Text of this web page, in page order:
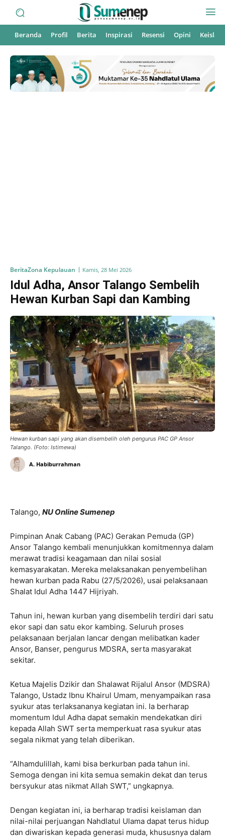
Beranda Profil Berita Inspirasi Resensi Opini
BeritaZona Kepulauan Kamis, 28 Mei 2026
Idul Adha, Ansor Talango Sembelih
Hewan Kurban Sapi dan Kambing
Hewan kurban sapi yang akan disembelih oleh pengurus PAC GP Ansor
Talango. (Foto: Istimewa)
A. Habiburrahman
Talango, NU Online Sumenep
Pimpinan Anak Cabang (PAC) Gerakan Pemuda (GP)
Ansor Talango kembali menunjukkan komitmennya dalam
merawat tradisi keagamaan dan nilai sosial
kemasyarakatan. Mereka melaksanakan penyembelihan
hewan kurban pada Rabu (27/5/2026), usai pelaksanaan
Shalat Idul Adha 1447 Hijriyah.
Tahun ini, hewan kurban yang disembelih terdiri dari satu
ekor sapi dan satu ekor kambing. Seluruh proses
pelaksanaan berjalan lancar dengan melibatkan kader
Ansor, Banser, pengurus MDSRA, serta masyarakat
sekitar.
Ketua Majelis Dzikir dan Shalawat Rijalul Ansor (MDSRA)
Talango, Ustadz Ibnu Khairul Umam, menyampaikan rasa
syukur atas terlaksananya kegiatan ini. Ia berharap
momentum Idul Adha dapat semakin mendekatkan diri
kepada Allah SWT serta memperkuat rasa syukur atas
segala nikmat yang telah diberikan.
“Alhamdulillah, kami bisa berkurban pada tahun ini.
Semoga dengan ini kita semua semakin dekat dan terus
bersyukur atas nikmat Allah SWT,” ungkapnya.
Dengan kegiatan ini, ia berharap tradisi keislaman dan
nilai-nilai perjuangan Nahdlatul Ulama dapat terus hidup
dan diwariskan kepada generasi muda, khususnya dalam